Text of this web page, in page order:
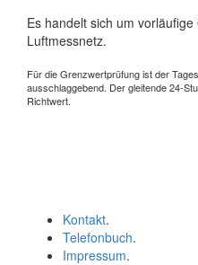
Es handelt sich um
Luftmessnetz.
Für die Grenzwertprüfung ist der
ausschlaggebend. Der gleitende 24-
Richtwert.
Kontakt.
Telefonbuch.
Impressum.